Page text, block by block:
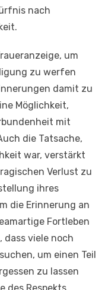
nach
um
zu werfen
damit zu
Möglichkeit,
mit
die Tatsache,
war, verstärkt
Verlust zu
ihres
die Erinnerung an
Fortleben
dass viele noch
um einen Teil
zu lassen
des Respekts